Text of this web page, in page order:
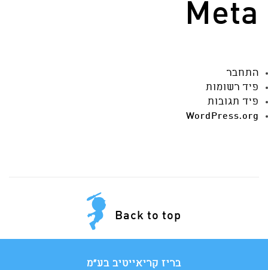
Meta
התחבר
פיד רשומות
פיד תגובות
WordPress.org
Back to top
בריז קריאייטיב בע"מ